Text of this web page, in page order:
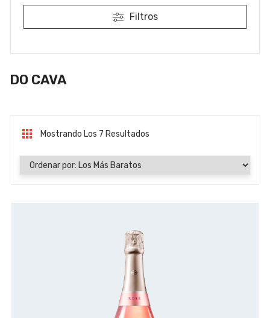
Filtros
DO CAVA
Mostrando Los 7 Resultados
Ordenado Por Precio: Bajo A Alto